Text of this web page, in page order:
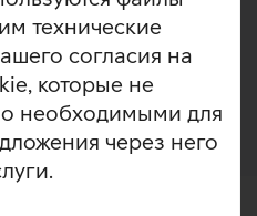
технические
согласия на
которые не
необходимыми для
через него
Благодаря функции
Galaxy Watch6/7/8
на 45%.